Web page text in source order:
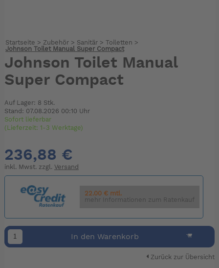
Startseite > Zubehör> Sanitär> Toiletten >
Johnson Toilet Manual Super Compact
Johnson Toilet Manual
Super Compact
Auf Lager: 8 Stk.
Stand: 07.08.2026 00:10 Uhr
Sofort lieferbar
(Lieferzeit: 1-3 Werktage)
236,88 €
inkl. Mwst. zzgl. Versand
22.00 € mtl.
mehr Informationen zum Ratenkauf
In den Warenkorb
Zurück zur Übersicht